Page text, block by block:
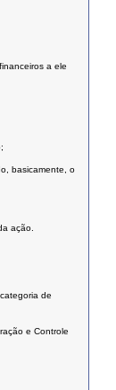
a ele
basicamente, o
ação.
de
e Controle